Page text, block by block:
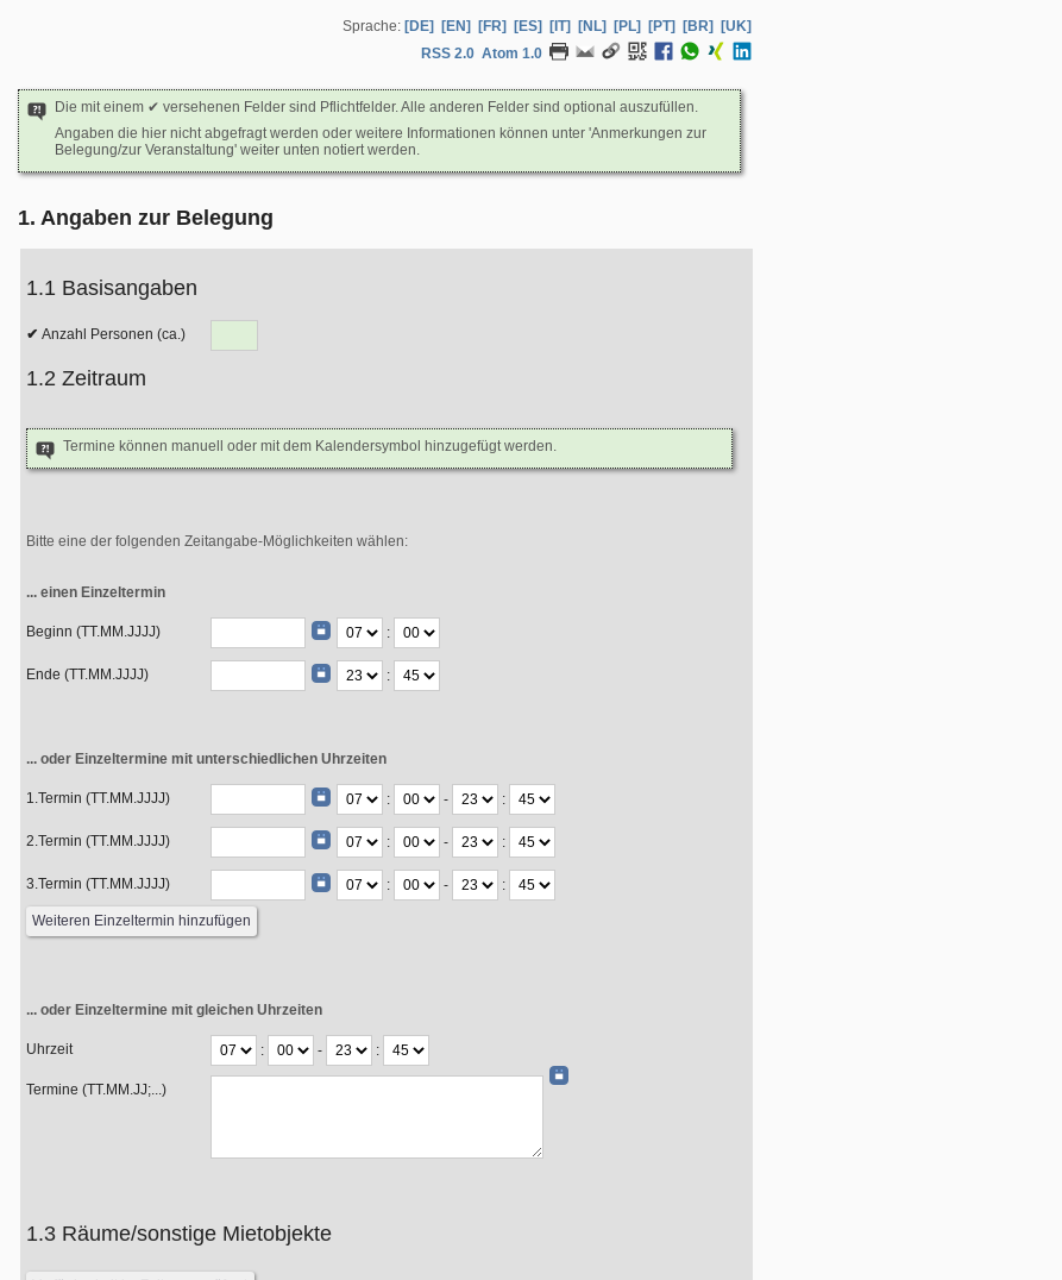
Sprache: [DE] [EN] [FR] [ES] [IT] [NL] [PL] [PT] [BR]
[UK]
RSS 2.0 Atom 1.0
Die mit einem ✔ versehenen Felder sind Pflichtfelder. Alle anderen Felder sind optional auszufüllen.
Angaben die hier nicht abgefragt werden oder weitere Informationen können unter 'Anmerkungen zur
Belegung/zur Veranstaltung' weiter unten notiert werden.
1. Angaben zur Belegung
1.1 Basisangaben
Anzahl Personen (ca.)
1.2 Zeitraum
Termine können manuell oder mit dem Kalendersymbol hinzugefügt werden.
Bitte eine der folgenden Zeitangabe-Möglichkeiten wählen:
... einen Einzeltermin
Beginn (TT.MM.JJJJ) :
Ende (TT.MM.JJJJ) :
... oder Einzeltermine mit unterschiedlichen Uhrzeiten
1.Termin (TT.MM.JJJJ) : - :
2.Termin (TT.MM.JJJJ) : - :
3.Termin (TT.MM.JJJJ) : - :
... oder Einzeltermine mit gleichen Uhrzeiten
Uhrzeit : - :
Termine (TT.MM.JJ;...)
1.3 Räume/sonstige Mietobjekte